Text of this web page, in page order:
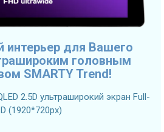
интерьер для Вашего
головным
SMARTY Trend!
2.5D ультраширокий экран Full-
(1920*720px)